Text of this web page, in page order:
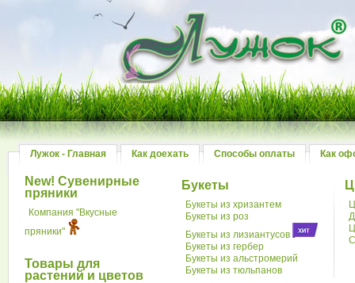
Лужок - Главная Как доехать Способы оплаты Как
New! Сувенирные
пряники
Компания "Вкусные
пряники"
Товары для
растений и цветов
Букеты
Букеты из хризантем
Букеты из роз
Букеты из лизиантусов
Букеты из гербер
Букеты из альстромерий
Букеты из тюльпанов